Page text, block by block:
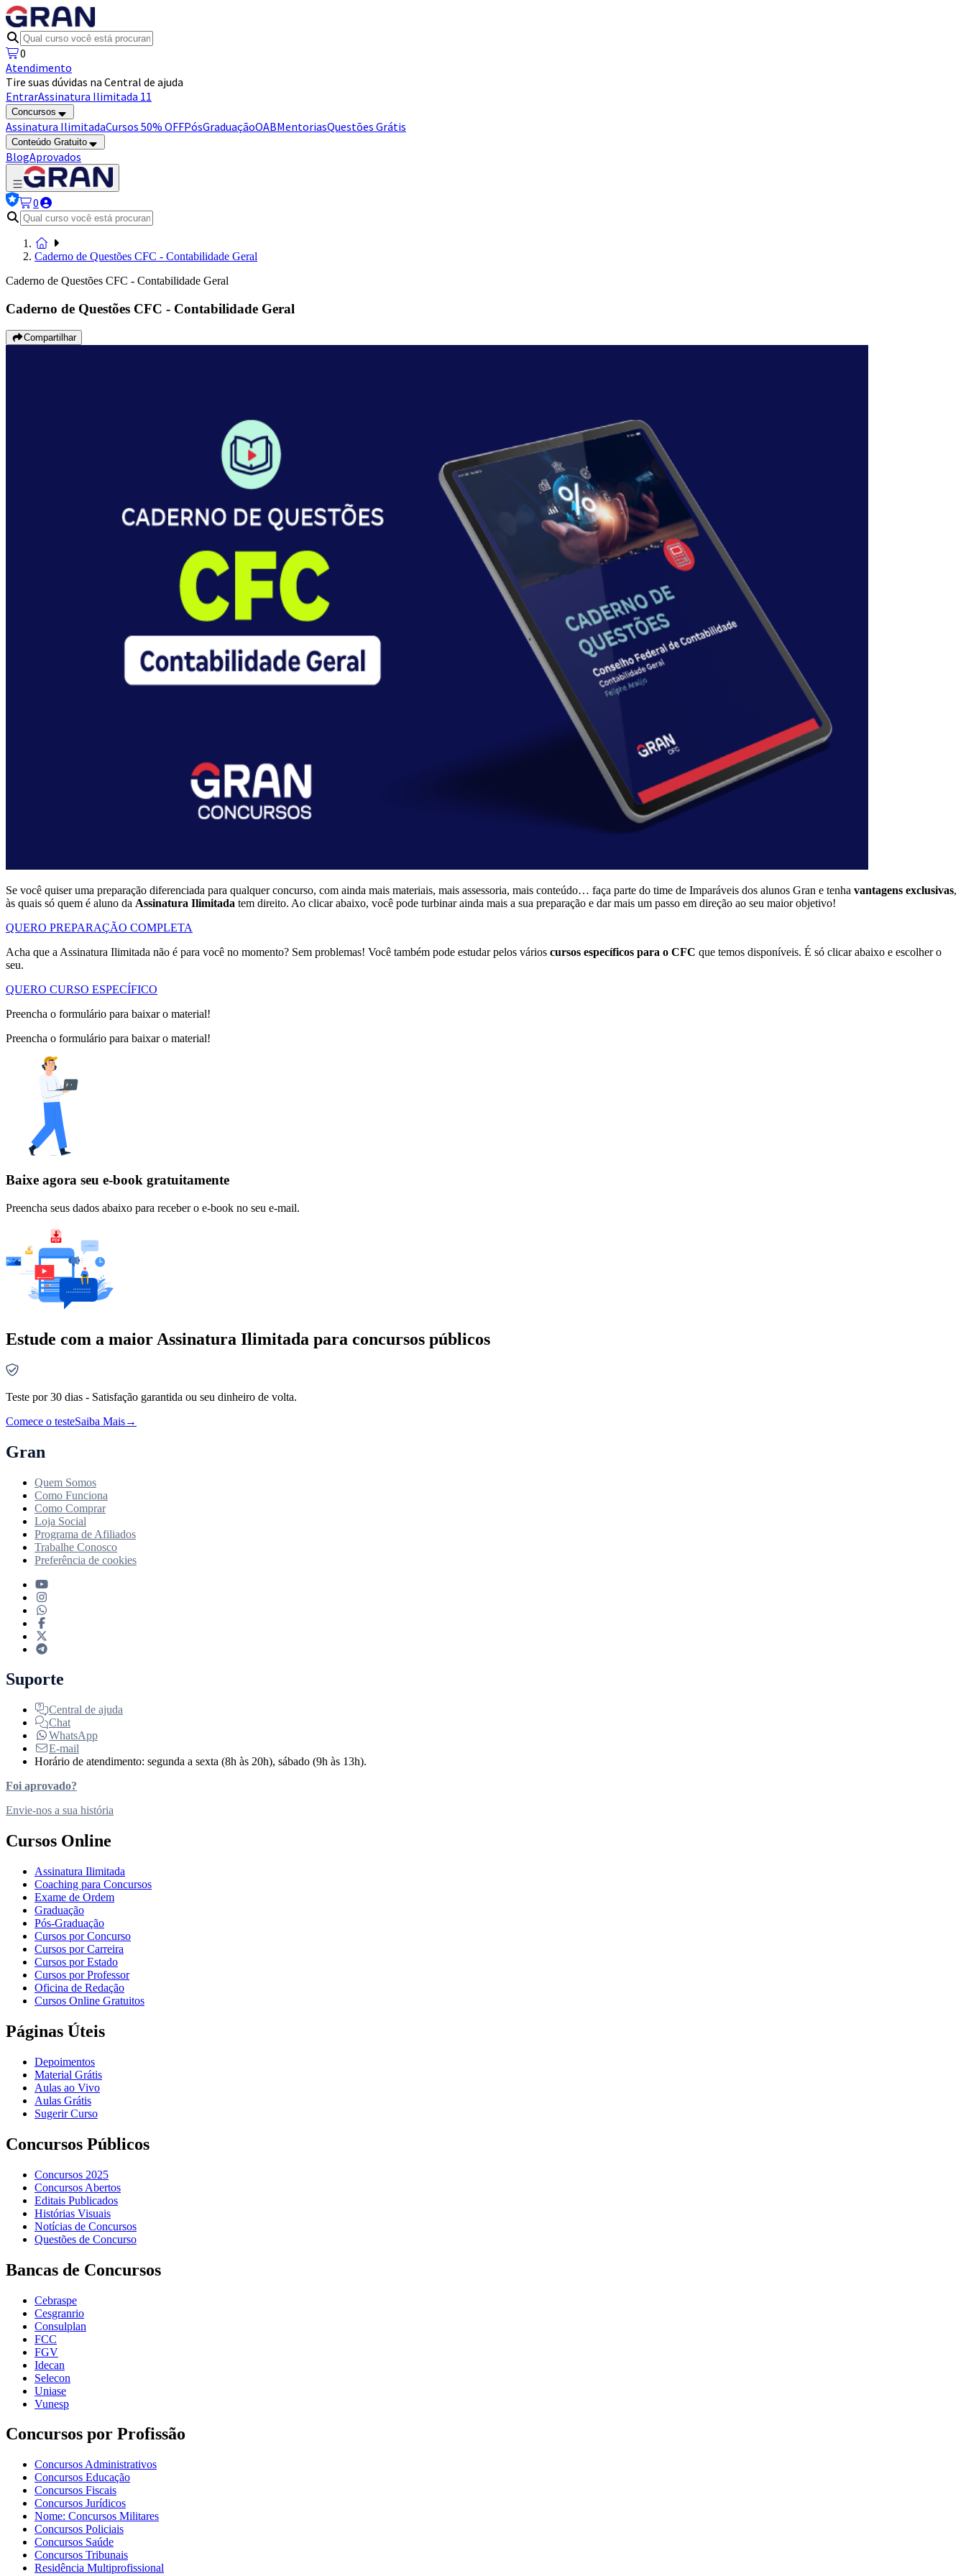
0
Atendimento
Tire suas dúvidas na Central de ajuda
EntrarAssinatura Ilimitada 11
Concursos
Assinatura IlimitadaCursos 50% OFFPósGraduaçãoOABMentoriasQuestões Grátis
Conteúdo Gratuito
BlogAprovados
0
Caderno de Questões CFC - Contabilidade Geral
Caderno de Questões CFC - Contabilidade Geral
Caderno de Questões CFC - Contabilidade Geral
Compartilhar
Se você quiser uma preparação diferenciada para qualquer concurso, com ainda mais materiais, mais assessoria, mais conteúdo… faça parte do time de Imparáveis dos alunos Gran e tenha vantagens exclusivas,
às quais só quem é aluno da Assinatura Ilimitada tem direito. Ao clicar abaixo, você pode turbinar ainda mais a sua preparação e dar mais um passo em direção ao seu maior objetivo!
QUERO PREPARAÇÃO COMPLETA
Acha que a Assinatura Ilimitada não é para você no momento? Sem problemas! Você também pode estudar pelos vários cursos específicos para o CFC que temos disponíveis. É só clicar abaixo e escolher o
seu.
QUERO CURSO ESPECÍFICO
Preencha o formulário para baixar o material!
Preencha o formulário para baixar o material!
Baixe agora seu e-book gratuitamente
Preencha seus dados abaixo para receber o e-book no seu e-mail.
Estude com a maior Assinatura Ilimitada para concursos públicos
Teste por 30 dias - Satisfação garantida ou seu dinheiro de volta.
Comece o testeSaiba Mais→
Gran
Quem Somos
Como Funciona
Como Comprar
Loja Social
Programa de Afiliados
Trabalhe Conosco
Preferência de cookies
Suporte
Central de ajuda
Chat
WhatsApp
E-mail
Horário de atendimento: segunda a sexta (8h às 20h), sábado (9h às 13h).
Foi aprovado?
Envie-nos a sua história
Cursos Online
Assinatura Ilimitada
Coaching para Concursos
Exame de Ordem
Graduação
Pós-Graduação
Cursos por Concurso
Cursos por Carreira
Cursos por Estado
Cursos por Professor
Oficina de Redação
Cursos Online Gratuitos
Páginas Úteis
Depoimentos
Material Grátis
Aulas ao Vivo
Aulas Grátis
Sugerir Curso
Concursos Públicos
Concursos 2025
Concursos Abertos
Editais Publicados
Histórias Visuais
Notícias de Concursos
Questões de Concurso
Bancas de Concursos
Cebraspe
Cesgranrio
Consulplan
FCC
FGV
Idecan
Selecon
Uniase
Vunesp
Concursos por Profissão
Concursos Administrativos
Concursos Educação
Concursos Fiscais
Concursos Jurídicos
Nome: Concursos Militares
Concursos Policiais
Concursos Saúde
Concursos Tribunais
Residência Multiprofissional